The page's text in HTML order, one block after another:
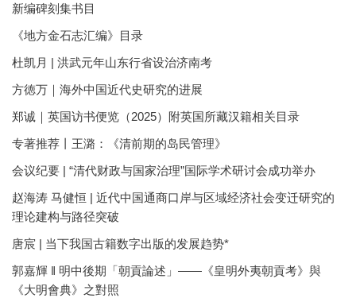
新编碑刻集书目
《地方金石志汇编》目录
杜凯月 | 洪武元年山东行省设治济南考
方徳万｜海外中国近代史研究的进展
郑诚｜英国访书便览（2025）附英国所藏汉籍相关目录
专著推荐丨王潞：《清前期的岛民管理》
会议纪要 | “清代财政与国家治理”国际学术研讨会成功举办
赵海涛 马健恒 | 近代中国通商口岸与区域经济社会变迁研究的
理论建构与路径突破
唐宸 | 当下我国古籍数字出版的发展趋势*
郭嘉輝 ‖ 明中後期「朝貢論述」——《皇明外夷朝貢考》與
《大明會典》之對照